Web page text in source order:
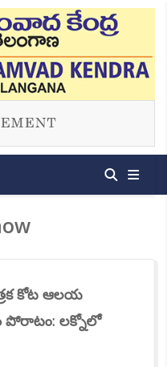
కోట ఆలయ
పోరాటం: లక్నోలో